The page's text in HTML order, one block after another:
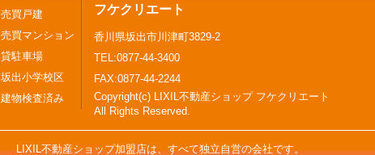
売買戸建
売買マンション
貸駐車場
坂出小学校区
建物検査済み
フケクリエート
香川県坂出市川津町3829-2
TEL:0877-44-3400
FAX:0877-44-2244
Copyright(c) LIXIL不動産ショップ フケクリエート
All Rights Reserved.
LIXIL不動産ショップ加盟店は、すべて独立自営の会社です。